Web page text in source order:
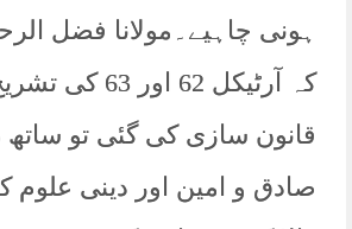
بس اتھارٹی مل جائے، ہماری اس گفتگو
لیا جارہا ہے، کہیں پر بھی اسکا نوٹس
لیکن نتیجہ کیا نکلے گا کہ کل بنگال الگ
ہم سے ایک اور بازوٹو ٹ جائے، ہمیں
چاہئے۔
قائد جمعیۃ مولانا فضل الرحمٰن صاحب
پاکستان فیڈرل یونین آف جرنلسٹس کے
صحافت پر منعقدہ سیمینار سے خطاب
ہونی چاہیے۔مولانا فضل
کہ آرٹیکل 62 اور
قانون سازی کی گئی تو ساتھ
صادق و امین اور دینی علوم